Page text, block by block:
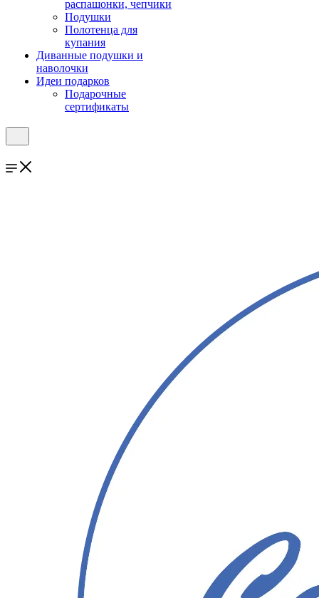
распашонки, чепчики
Подушки
Полотенца для
купания
Диванные подушки и
наволочки
Идеи подарков
Подарочные
сертификаты